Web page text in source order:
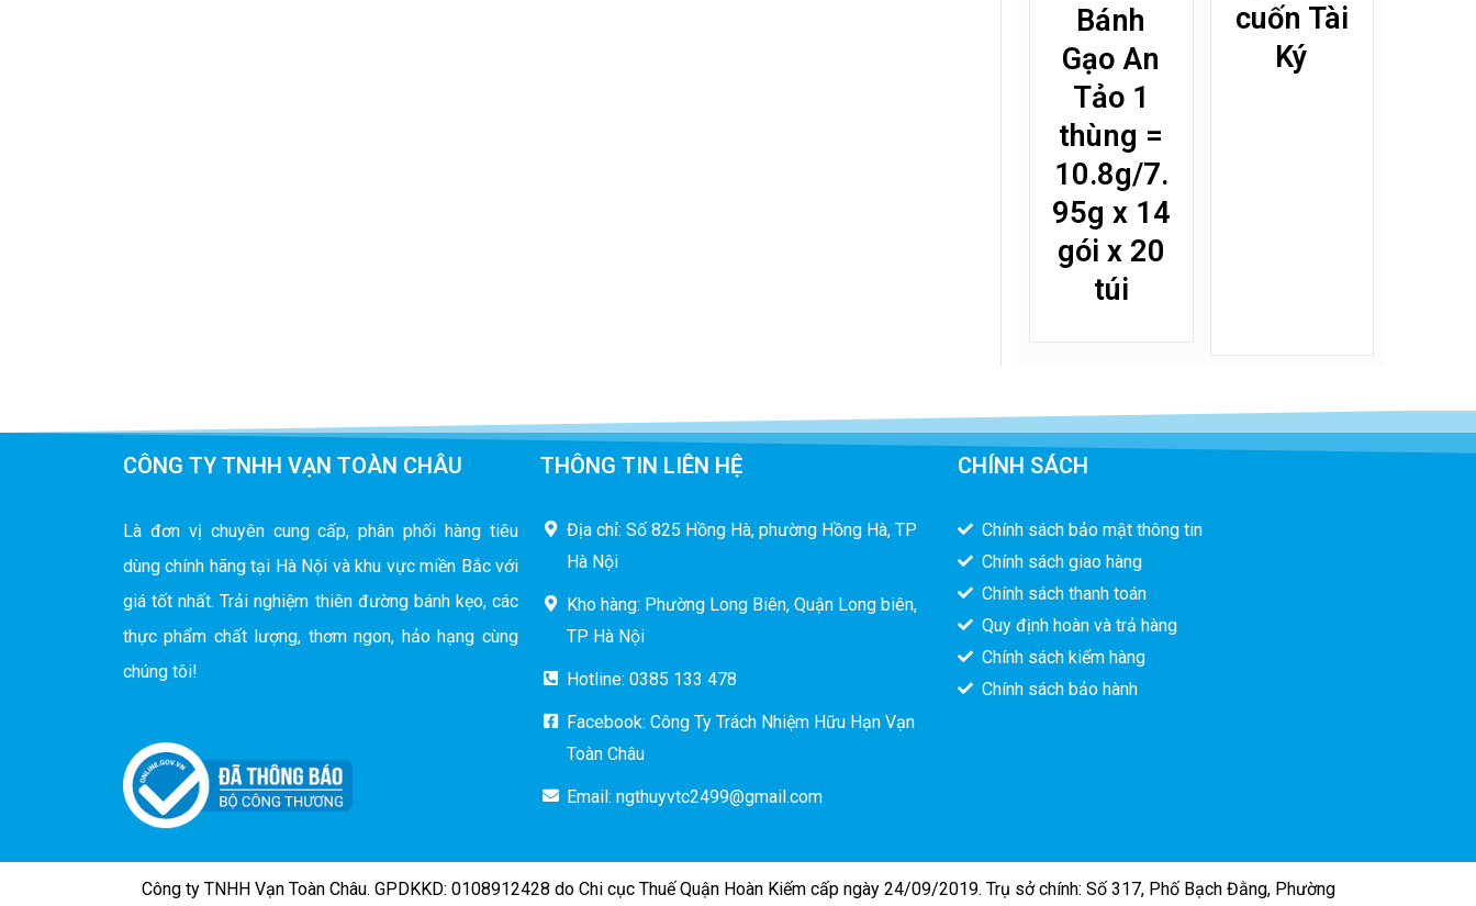
Bánh
Gạo An
Tảo 1
thùng =
10.8g/7.
95g x 14
gói x 20
túi
cuốn Tài
Ký
CÔNG TY TNHH VẠN TOÀN CHÂU
Là đơn vị chuyên cung cấp, phân phối hàng tiêu
dùng chính hãng tại Hà Nội và khu vực miền Bắc với
giá tốt nhất. Trải nghiệm thiên đường bánh kẹo, các
thực phẩm chất lượng, thơm ngon, hảo hạng cùng
chúng tôi!
THÔNG TIN LIÊN HỆ
Địa chỉ: Số 825 Hồng Hà, phường Hồng Hà, TP
Hà Nội
Kho hàng: Phường Long Biên, Quận Long biên,
TP Hà Nội
Hotline: 0385 133 478
Facebook: Công Ty Trách Nhiệm Hữu Hạn Vạn
Toàn Châu
Email: ngthuyvtc2499@gmail.com
CHÍNH SÁCH
Chính sách bảo mật thông tin
Chính sách giao hàng
Chính sách thanh toán
Quy định hoàn và trả hàng
Chính sách kiểm hàng
Chính sách bảo hành
Công ty TNHH Vạn Toàn Châu. GPDKKD: 0108912428 do Chi cục Thuế Quận Hoàn Kiếm cấp ngày 24/09/2019. Trụ sở chính: Số 317, Phố Bạch Đằng, Phường